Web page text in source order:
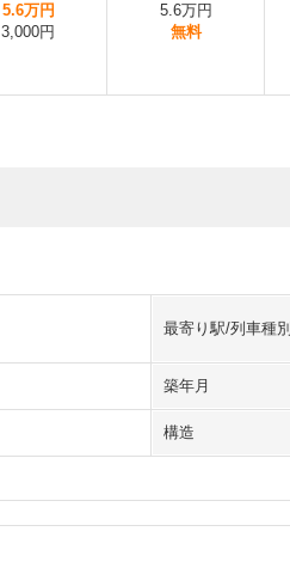
5.6万円
3,000円
5.6万円
無料
最寄り駅/列車種別
築年月
構造